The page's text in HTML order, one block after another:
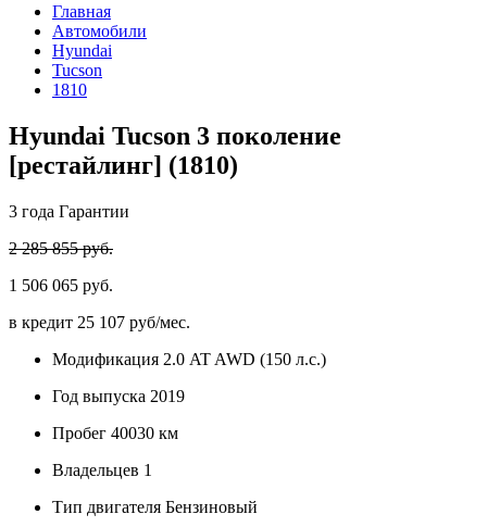
Главная
Автомобили
Hyundai
Tucson
1810
Hyundai Tucson 3 поколение
[рестайлинг] (1810)
3 года Гарантии
2 285 855 руб.
1 506 065 руб.
в кредит 25 107 руб/мес.
Модификация 2.0 AT AWD (150 л.с.)
Год выпуска 2019
Пробег 40030 км
Владельцев 1
Тип двигателя Бензиновый